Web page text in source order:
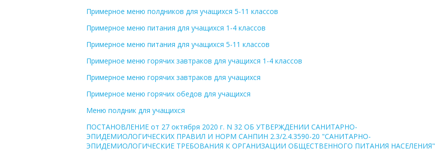
Примерное меню полдников для учащихся 5-11 классов
Примерное меню питания для учащихся 1-4 классов
Примерное меню питания для учащихся 5-11 классов
Примерное меню горячих завтраков для учащихся 1-4 классов
Примерное меню горячих завтраков для учащихся
Примерное меню горячих обедов для учащихся
Меню полдник для учащихся
ПОСТАНОВЛЕНИЕ от 27 октября 2020 г. N 32 ОБ УТВЕРЖДЕНИИ САНИТАРНО-
ЭПИДЕМИОЛОГИЧЕСКИХ ПРАВИЛ И НОРМ САНПИН 2.3/2.4.3590-20 "САНИТАРНО-
ЭПИДЕМИОЛОГИЧЕСКИЕ ТРЕБОВАНИЯ К ОРГАНИЗАЦИИ ОБЩЕСТВЕННОГО ПИТАНИЯ НАСЕЛЕНИЯ"